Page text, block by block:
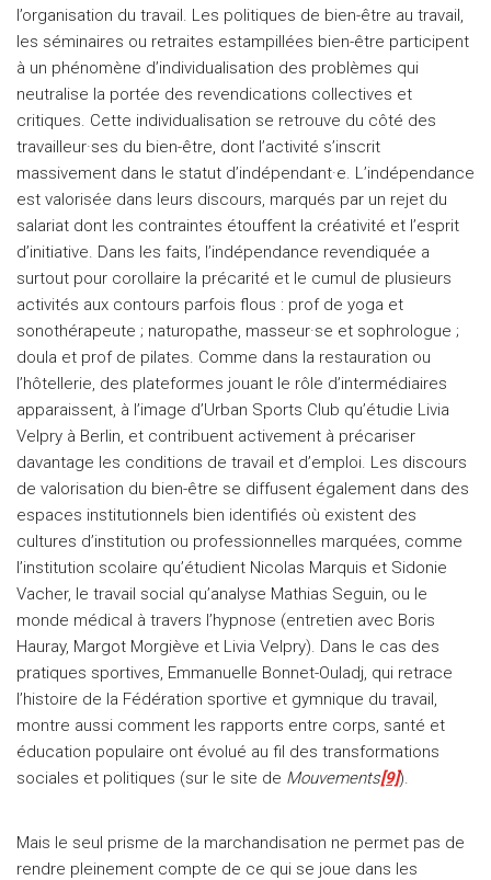
l’organisation du travail. Les politiques de bien-être au travail,
les séminaires ou retraites estampillées bien-être participent
à un phénomène d’individualisation des problèmes qui
neutralise la portée des revendications collectives et
critiques. Cette individualisation se retrouve du côté des
travailleur·ses du bien-être, dont l’activité s’inscrit
massivement dans le statut d’indépendant·e. L’indépendance
est valorisée dans leurs discours, marqués par un rejet du
salariat dont les contraintes étouffent la créativité et l’esprit
d’initiative. Dans les faits, l’indépendance revendiquée a
surtout pour corollaire la précarité et le cumul de plusieurs
activités aux contours parfois flous : prof de yoga et
sonothérapeute ; naturopathe, masseur·se et sophrologue ;
doula et prof de pilates. Comme dans la restauration ou
l’hôtellerie, des plateformes jouant le rôle d’intermédiaires
apparaissent, à l’image d’Urban Sports Club qu’étudie Livia
Velpry à Berlin, et contribuent activement à précariser
davantage les conditions de travail et d’emploi. Les discours
de valorisation du bien-être se diffusent également dans des
espaces institutionnels bien identifiés où existent des
cultures d’institution ou professionnelles marquées, comme
l’institution scolaire qu’étudient Nicolas Marquis et Sidonie
Vacher, le travail social qu’analyse Mathias Seguin, ou le
monde médical à travers l’hypnose (entretien avec Boris
Hauray, Margot Morgiève et Livia Velpry). Dans le cas des
pratiques sportives, Emmanuelle Bonnet-Ouladj, qui retrace
l’histoire de la Fédération sportive et gymnique du travail,
montre aussi comment les rapports entre corps, santé et
éducation populaire ont évolué au fil des transformations
sociales et politiques (sur le site de Mouvements[9]).
Mais le seul prisme de la marchandisation ne permet pas de
rendre pleinement compte de ce qui se joue dans les